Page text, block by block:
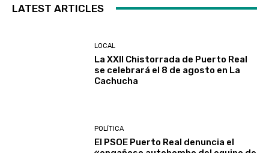
LATEST ARTICLES
LOCAL
La XXII Chistorrada de Puerto Real
se celebrará el 8 de agosto en La
Cachucha
POLÍTICA
El PSOE Puerto Real denuncia el